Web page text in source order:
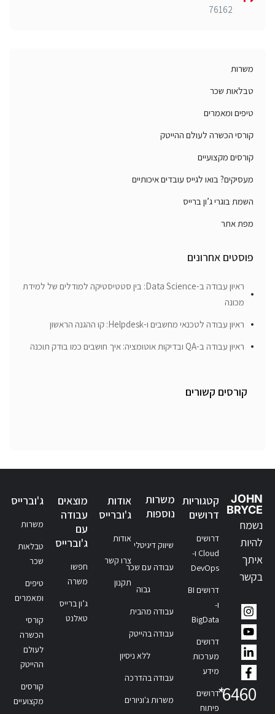
76162
משרות
טבלאות שכר
טיפים ומאמרים
קורסי הכשרה לעולם ההייטק
קורסים מקצועיים
מעסיקים? בואו לגייס עובדים איכותיים
השמת בוגרי ג’ון ברייס
מפת אתר
פוסטים אחרונים
ראיון עבודה ב-Data Science: בין סטטיסטיקה למודלים של למידת
מכונה
ראיון עבודה לטכנאי מחשבים ו-Helpdesk: קו ההגנה הראשון
ראיון עבודה ב-QA ובדיקות אוטומציה: איך חושבים כמו בודק תוכנה
קורסים קשורים
JOHN
BRYCE
נשמח
להיות
איתך
בקשר
6460
*
קטגוריות
דרושים
דרושים
Cloud ו-
DevOps
דרושים BI
ו-
BigData
דרושים
מערכות
מידע
דרושים
פיתוח
משרות
נוספות
שיווק דיגיטלי
עבודה עם שכר
גבוה
עבודה מהבית
עבודה בהייטק
ללא ניסיון
עבודה בהדרכה
משרות ג'וניורים
אודות
ג'וברייס
אודות
צרו קשר
תקנון
מוצאים
עבודה
עם
ג'וברייס
חפשו
משרה
ג’ון ברייס
טאלנט
ג'וברייס
משרות
טבלאות
שכר
טיפים
ומאמרים
קורסי
הכשרה
לעולם
ההייטק
קורסים
מקצועיים